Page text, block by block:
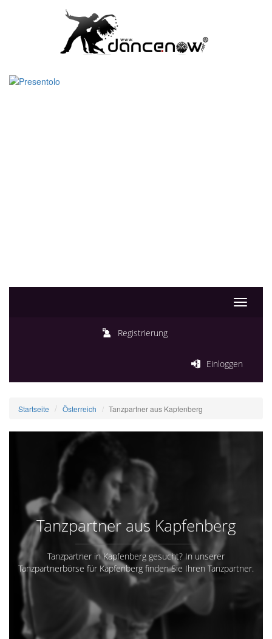
Toggle
Registrierung
Einloggen
Startseite Österreich Tanzpartner aus Kapfenberg
Tanzpartner aus Kapfenberg
Tanzpartner in Kapfenberg gesucht? In unserer
Tanzpartnerbörse für Kapfenberg finden Sie Ihren Tanzpartner.